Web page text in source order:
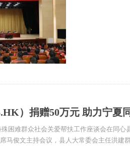
）捐赠50万元 助力宁夏
困难群众社会关爱帮扶工作座谈会在同心
马俊文主持会议，县人大常委会主任洪建